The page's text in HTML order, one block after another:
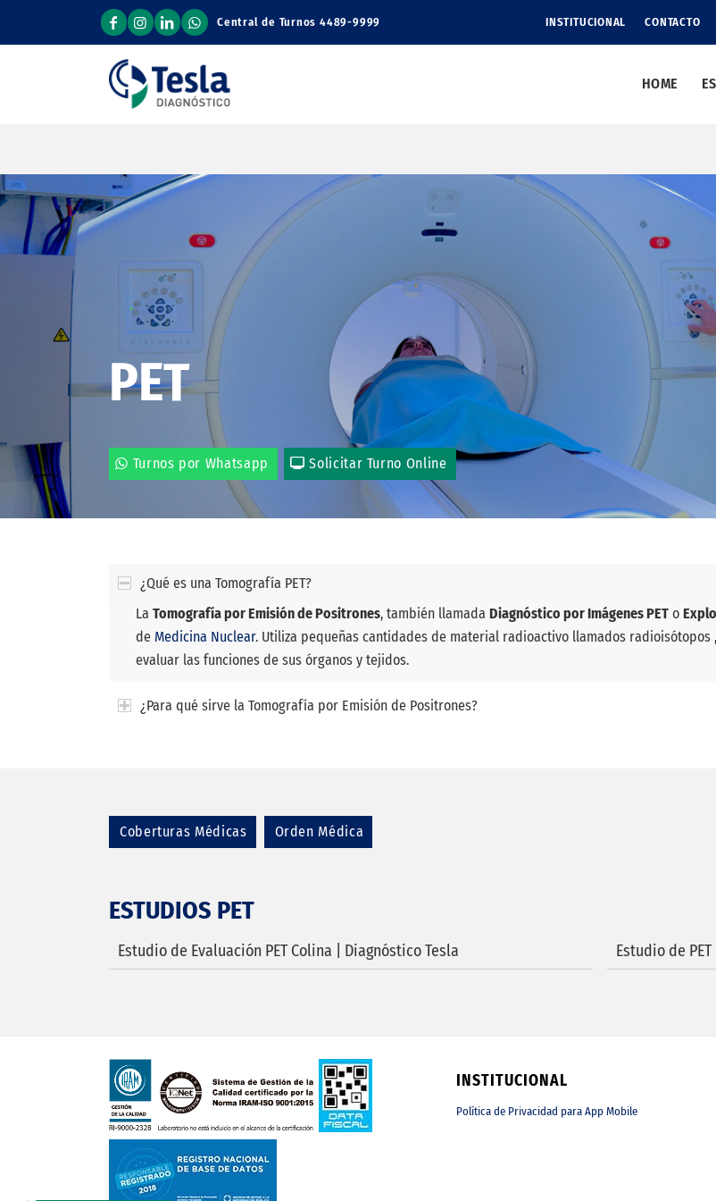
INSTITUCIONAL CONTACTO
Central de Turnos4489-9999
HOME
PET
Turnos por Whatsapp Solicitar Turno Online
¿Qué es una Tomografía PET?
La Tomografía por Emisión de Positrones, también llamada Diagnóstico por Imágenes PET o
de Medicina Nuclear. Utiliza pequeñas cantidades de material radioactivo llamados
evaluar las funciones de sus órganos y tejidos.
¿Para qué sirve la Tomografía por Emisión de Positrones?
Coberturas Médicas Orden Médica
ESTUDIOS PET
Estudio de Evaluación PET Colina | Diagnóstico Tesla Estudio de
INSTITUCIONAL
Política de Privacidad para App Mobile